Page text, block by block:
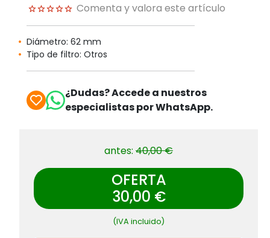
Comenta y valora este artículo
Diámetro: 62 mm
Tipo de filtro: Otros
¿Dudas? Accede a nuestros
especialistas por WhatsApp.
antes: 40,00 €
OFERTA
30,00 €
(IVA incluido)